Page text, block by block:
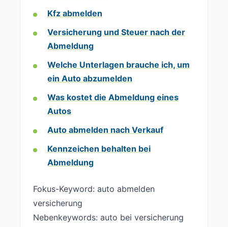
Kfz abmelden
Versicherung und Steuer nach der
Abmeldung
Welche Unterlagen brauche ich, um
ein Auto abzumelden
Was kostet die Abmeldung eines
Autos
Auto abmelden nach Verkauf
Kennzeichen behalten bei
Abmeldung
Fokus-Keyword: auto abmelden
versicherung
Nebenkeywords: auto bei versicherung